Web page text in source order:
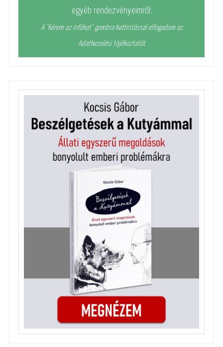
egyéb rendezvényeimről:
A "Kérem az infókat" gombra kattintással elfogadom az
Adatkezelési tájékoztatót